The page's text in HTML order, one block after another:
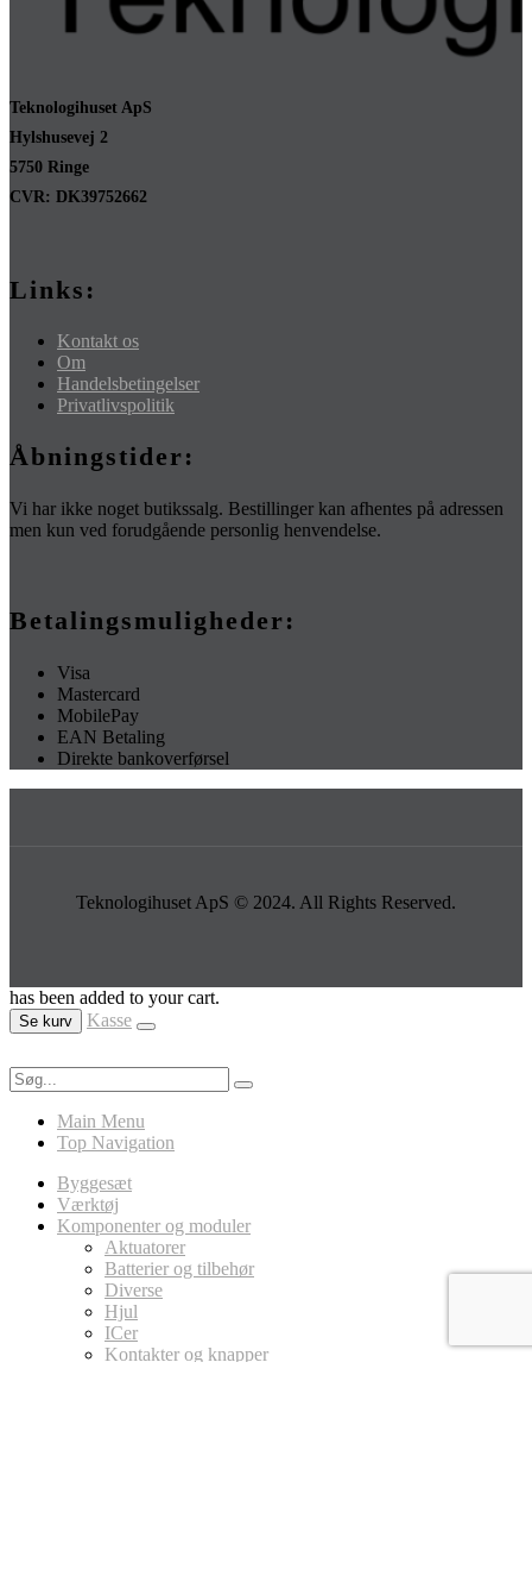
Teknologihuset ApS
Hylshusevej 2
5750 Ringe
CVR: DK39752662
Links:
Kontakt os
Om
Handelsbetingelser
Privatlivspolitik
Åbningstider:
Vi har ikke noget butikssalg. Bestillinger kan afhentes på adressen
men kun ved forudgående personlig henvendelse.
Betalingsmuligheder:
Visa
Mastercard
MobilePay
EAN Betaling
Direkte bankoverførsel
Teknologihuset ApS © 2024. All Rights Reserved.
has been added to your cart.
Se kurv Kasse
Main Menu
Top Navigation
Byggesæt
Værktøj
Komponenter og moduler
Aktuatorer
Batterier og tilbehør
Diverse
Hjul
ICer
Kontakter og knapper